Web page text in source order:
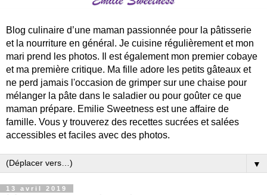
Blog culinaire d’une maman passionnée pour la pâtisserie
et la nourriture en général. Je cuisine régulièrement et mon
mari prend les photos. Il est également mon premier cobaye
et ma première critique. Ma fille adore les petits gâteaux et
ne perd jamais l'occasion de grimper sur une chaise pour
mélanger la pâte dans le saladier ou pour goûter ce que
maman prépare. Emilie Sweetness est une affaire de
famille. Vous y trouverez des recettes sucrées et salées
accessibles et faciles avec des photos.
▼
13 avril 2019